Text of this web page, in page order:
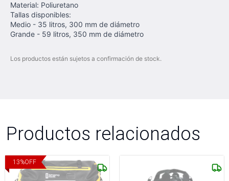
Material: Poliuretano
Tallas disponibles:
Medio - 35 litros, 300 mm de diámetro
Grande - 59 litros, 350 mm de diámetro
Los productos están sujetos a confirmación de stock.
Productos relacionados
13%OFF